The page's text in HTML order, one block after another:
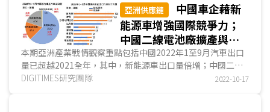
亞洲供應鏈
中國車企藉新
能源車增強國際競爭力；
中國二線電池廠擴產與籌
資速度堪比一線廠；現代
汽車以18兆韓元導入新車
本期亞洲產業戰情觀察重點包括中國2022年1至9月汽車出口
量已超越2021全年，其中，新能源車出口量倍增；中國二線
電池業者中創新航(CALB)、國軒高科(Gotion)持續籌資...
DIGITIMES研究團隊 2022-10-17